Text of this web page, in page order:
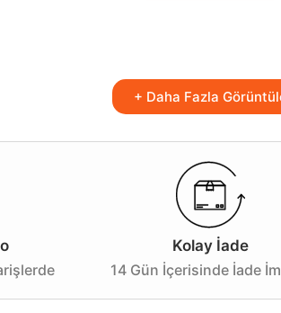
yönünü istediğiniz gibi ayarlayarak
+ Daha Fazla
Kolay İade
14 Gün İçerisinde İade